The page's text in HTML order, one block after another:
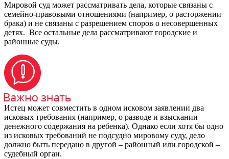
Мировой суд может рассматривать дела, которые связаны с
семейно-правовыми отношениями (например, о расторжении
брака) и не связаны с разрешением споров о несовершенных
детях. Все остальные дела рассматривают городские и
районные суды.
Истец может совместить в одном исковом заявлении два
исковых требования (например, о разводе и взыскании
денежного содержания на ребенка). Однако если хотя бы одно
из исковых требований не подсудно мировому суду, дело
должно быть передано в другой – районный или городской –
судебный орган.